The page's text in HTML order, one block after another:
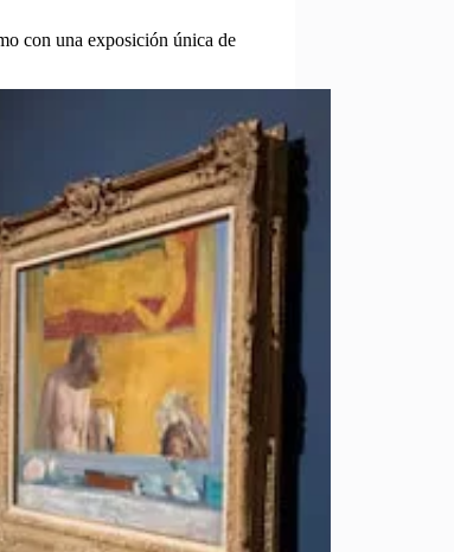
con una exposición única de